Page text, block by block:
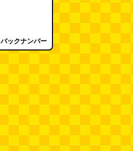
バックナンバー